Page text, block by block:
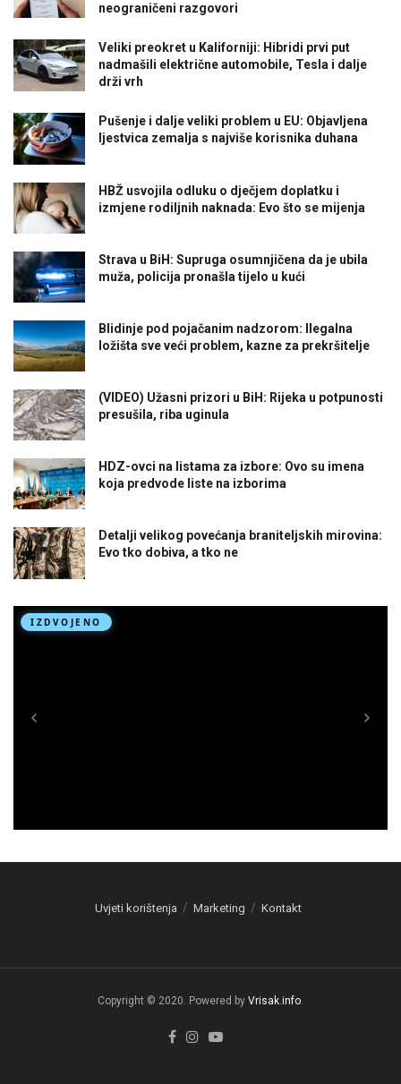
neograničeni razgovori
Veliki preokret u Kaliforniji: Hibridi prvi put
nadmašili električne automobile, Tesla i dalje
drži vrh
Pušenje i dalje veliki problem u EU: Objavljena
ljestvica zemalja s najviše korisnika duhana
HBŽ usvojila odluku o dječjem doplatku i
izmjene rodiljnih naknada: Evo što se mijenja
Strava u BiH: Supruga osumnjičena da je ubila
muža, policija pronašla tijelo u kući
Blidinje pod pojačanim nadzorom: Ilegalna
ložišta sve veći problem, kazne za prekršitelje
(VIDEO) Užasni prizori u BiH: Rijeka u potpunosti
presušila, riba uginula
HDZ-ovci na listama za izbore: Ovo su imena
koja predvode liste na izborima
Detalji velikog povećanja braniteljskih mirovina:
Evo tko dobiva, a tko ne
Uvjeti korištenja Marketing Kontakt
Copyright © 2020. Powered by Vrisak.info